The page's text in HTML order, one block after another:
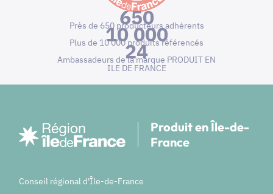
650
Près de 650 producteurs adhérents
10 000
Plus de 10 000 produits référencés
24
Ambassadeurs de la marque PRODUIT EN
ILE DE FRANCE
Produit en Île-de-
France
Conseil régional d'Île-de-France